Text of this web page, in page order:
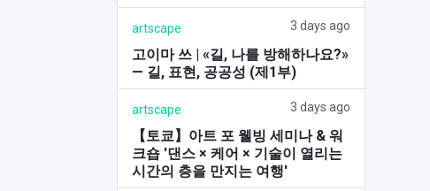
artscape 3 days ago
고이마 쓰 | «길, 나를 방해하나요?»
— 길, 표현, 공공성 (제1부)
artscape 3 days ago
【토쿄】아트 포 웰빙 세미나 & 워
크숍 '댄스 × 케어 × 기술이 열리는
시간의 층을 만지는 여행'